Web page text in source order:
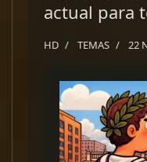
actual para
HD TEMAS 22